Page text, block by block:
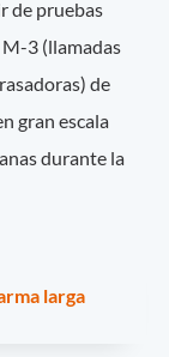
de pruebas
3 (llamadas
de
gran escala
durante la
larga